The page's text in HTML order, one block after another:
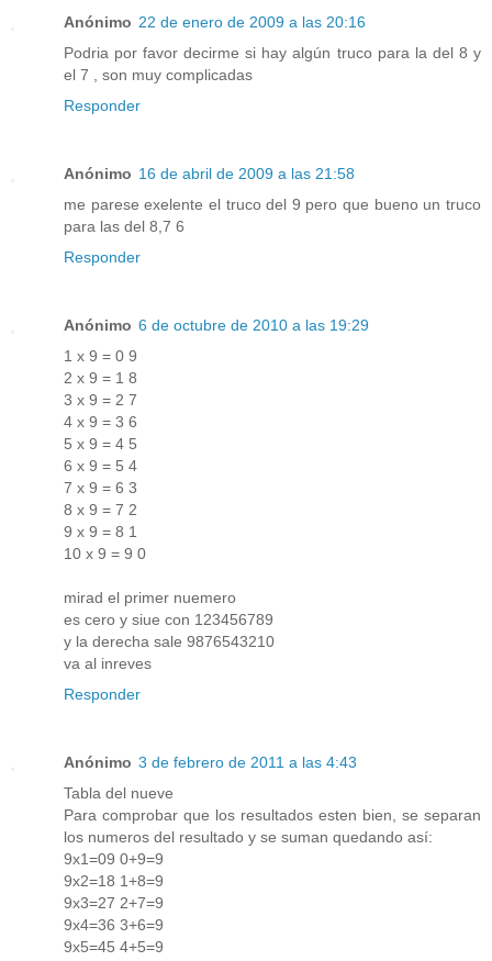
Anónimo 22 de enero de 2009 a las 20:16
Podria por favor decirme si hay algún truco para la del 8 y
el 7 , son muy complicadas
Responder
Anónimo 16 de abril de 2009 a las 21:58
me parese exelente el truco del 9 pero que bueno un truco
para las del 8,7 6
Responder
Anónimo 6 de octubre de 2010 a las 19:29
1 x 9 = 0 9
2 x 9 = 1 8
3 x 9 = 2 7
4 x 9 = 3 6
5 x 9 = 4 5
6 x 9 = 5 4
7 x 9 = 6 3
8 x 9 = 7 2
9 x 9 = 8 1
10 x 9 = 9 0
mirad el primer nuemero
es cero y siue con 123456789
y la derecha sale 9876543210
va al inreves
Responder
Anónimo 3 de febrero de 2011 a las 4:43
Tabla del nueve
Para comprobar que los resultados esten bien, se separan
los numeros del resultado y se suman quedando así:
9x1=09 0+9=9
9x2=18 1+8=9
9x3=27 2+7=9
9x4=36 3+6=9
9x5=45 4+5=9